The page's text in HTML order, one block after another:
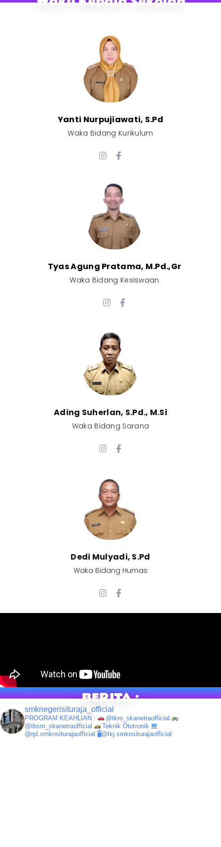
Yanti Nurpujiawati, S.Pd
Waka Bidang Kurikulum
Tyas Agung Pratama, M.Pd.,Gr​
Waka Bidang Kesiswaan​
Ading Suherlan, S.Pd., M.Si​
Waka Bidang Sarana​
Dedi Mulyadi, S.Pd​
Waka Bidang Humas
BERITA :
smknegerisituraja_official
PROGRAM KEAHLIAN :
@tkro_skanetraofficial
@tbsm_skanetraofficial
Teknik Ototronik
@rpl.smknsiturajaofficial 🖥@tkj.smknsiturajaofficial